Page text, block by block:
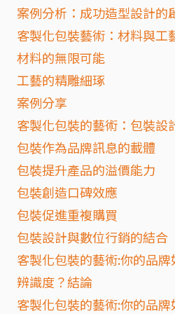
案例分析：成功造型設計的
客製化包裝藝術：材料與工
材料的無限可能
工藝的精雕細琢
案例分享
客製化包裝的藝術：包裝設
包裝作為品牌訊息的載體
包裝提升產品的溢價能力
包裝創造口碑效應
包裝促進重複購買
包裝設計與數位行銷的結合
客製化包裝的藝術:你的品
辨識度？結論
客製化包裝的藝術:你的品